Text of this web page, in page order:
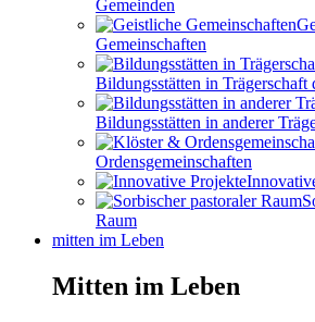
Gemeinden
Gemeinschaften
Bildungsstätten in Trägerschaft
Bildungsstätten in anderer
Ordensgemeinschaften
Raum
mitten im Leben
Mitten im Leben